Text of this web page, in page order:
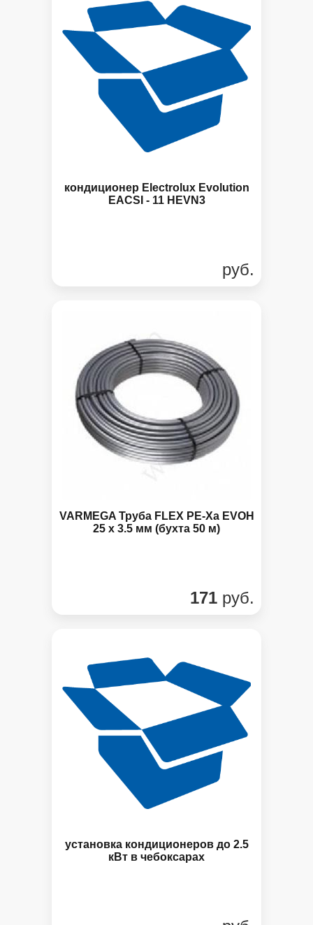
кондиционер Electrolux Evolution
EACSI - 11 HEVN3
руб.
VARMEGA Труба FLEX PE-Xa EVOH
25 х 3.5 мм (бухта 50 м)
171 руб.
установка кондиционеров до 2.5
кВт в чебоксарах